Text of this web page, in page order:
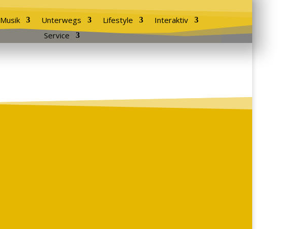
Musik Unterwegs Lifestyle
Interaktiv
Service